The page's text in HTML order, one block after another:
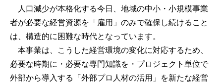
人口減少が本格化する今日、地域の中小・小規模事業
者が必要な経営資源を「雇用」のみで確保し続けること
は、構造的に困難な時代となっています。
本事業は、こうした経営環境の変化に対応するため、
必要な時期に・必要な専門知識を・プロジェクト単位で
外部から導入する「外部プロ人材の活用」を新たな経営